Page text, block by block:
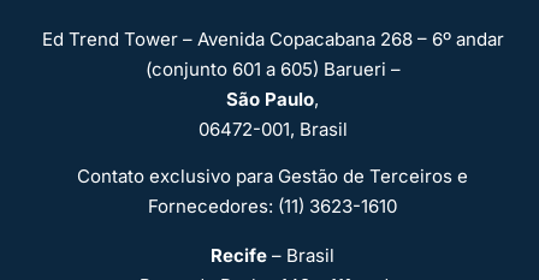
Ed Trend Tower – Avenida Copacabana 268 – 6º andar
(conjunto 601 a 605) Barueri –
São Paulo,
06472-001, Brasil
Contato exclusivo para Gestão de Terceiros e
Fornecedores: (11) 3623-1610
Recife – Brasil